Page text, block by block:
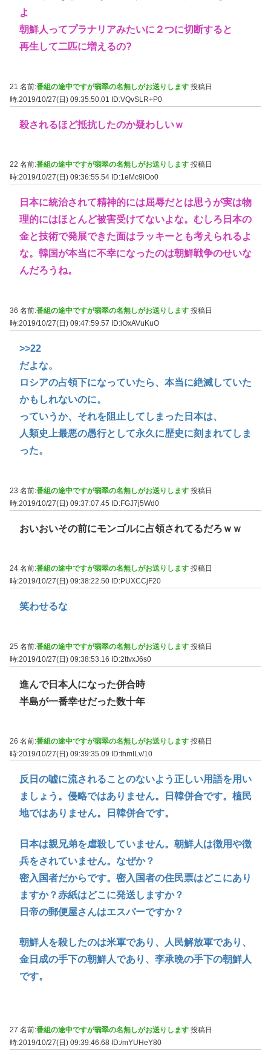
よ
朝鮮人ってプラナリアみたいに２つに切断すると
再生して二匹に増えるの?
21 名前:番組の途中ですが翡翠の名無しがお送りします 投稿日
時:2019/10/27(日) 09:35:50.01 ID:VQvSLR+P0
殺されるほど抵抗したのか疑わしいｗ
22 名前:番組の途中ですが翡翠の名無しがお送りします 投稿日
時:2019/10/27(日) 09:36:55.54 ID:1eMc9iOo0
日本に統治されて精神的には屈辱だとは思うが実は物
理的にはほとんど被害受けてないよな。むしろ日本の
金と技術で発展できた面はラッキーとも考えられるよ
な。韓国が本当に不幸になったのは朝鮮戦争のせいな
んだろうね。
36 名前:番組の途中ですが翡翠の名無しがお送りします 投稿日
時:2019/10/27(日) 09:47:59.57
ID:lOxAVuKuO
>>22
だよな。
ロシアの占領下になっていたら、本当に絶滅していた
かもしれないのに。
っていうか、それを阻止してしまった日本は、
人類史上最悪の愚行として永久に歴史に刻まれてしま
った。
23 名前:番組の途中ですが翡翠の名無しがお送りします 投稿日
時:2019/10/27(日) 09:37:07.45 ID:FGJ7j5Wd0
おいおいその前にモンゴルに占領されてるだろｗｗ
24 名前:番組の途中ですが翡翠の名無しがお送りします 投稿日
時:2019/10/27(日) 09:38:22.50 ID:PUXCCjF20
笑わせるな
25 名前:番組の途中ですが翡翠の名無しがお送りします 投稿日
時:2019/10/27(日) 09:38:53.16 ID:2ttvxJ6s0
進んで日本人になった併合時
半島が一番幸せだった数十年
26 名前:番組の途中ですが翡翠の名無しがお送りします 投稿日
時:2019/10/27(日) 09:39:35.09
ID:thmILv/10
反日の嘘に流されることのないよう正しい用語を用い
ましょう。侵略ではありません。日韓併合です。植民
地ではありません。日韓併合です。
日本は親兄弟を虐殺していません。朝鮮人は徴用や徴
兵をされていません。なぜか？
密入国者だからです。密入国者の住民票はどこにあり
ますか？赤紙はどこに発送しますか？
日帝の郵便屋さんはエスパーですか？
朝鮮人を殺したのは米軍であり、人民解放軍であり、
金日成の手下の朝鮮人であり、李承晩の手下の朝鮮人
です。
27 名前:番組の途中ですが翡翠の名無しがお送りします 投稿日
時:2019/10/27(日) 09:39:46.68 ID:/mYUHeY80